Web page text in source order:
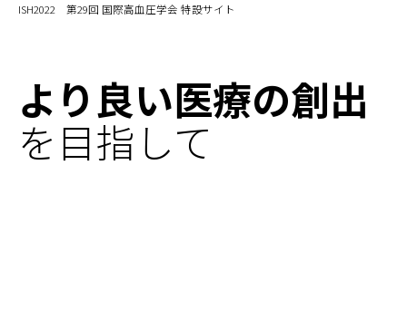
ISH2022 第29回 国際高血圧学会 特設サイト
より良い医療の創出
を目指して